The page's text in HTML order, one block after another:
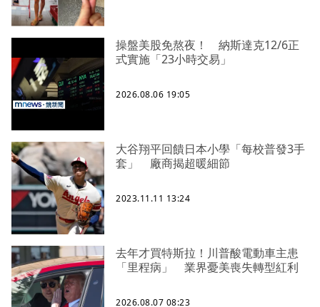
操盤美股免熬夜！ 納斯達克12/6正
式實施「23小時交易」
2026.08.06 19:05
大谷翔平回饋日本小學「每校普發3手
套」 廠商揭超暖細節
2023.11.11 13:24
去年才買特斯拉！川普酸電動車主患
「里程病」 業界憂美喪失轉型紅利
2026.08.07 08:23